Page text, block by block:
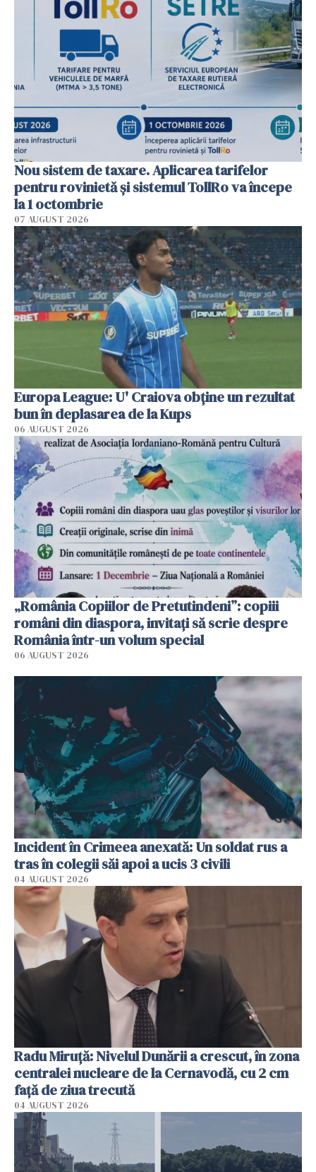
Nou sistem de taxare. Aplicarea tarifelor
pentru rovinietă şi sistemul TollRo va începe
la 1 octombrie
07 AUGUST 2026
Europa League: U' Craiova obține un rezultat
bun în deplasarea de la Kups
06 AUGUST 2026
„România Copiilor de Pretutindeni”: copiii
români din diaspora, invitați să scrie despre
România într-un volum special
06 AUGUST 2026
Incident în Crimeea anexată: Un soldat rus a
tras în colegii săi apoi a ucis 3 civili
04 AUGUST 2026
Radu Miruţă: Nivelul Dunării a crescut, în zona
centralei nucleare de la Cernavodă, cu 2 cm
faţă de ziua trecută
04 AUGUST 2026